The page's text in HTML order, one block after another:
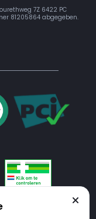
7Z 6422 PC
81205864 abgegeben.